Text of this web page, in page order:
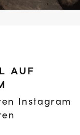
AUF
Instagram